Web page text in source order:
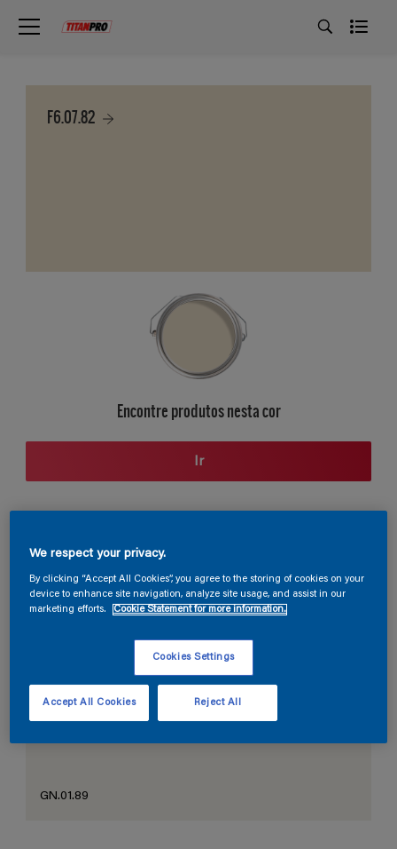
F6.07.82
Encontre produtos nesta cor
Ir
Seção de cores
GN.01.89
We respect your privacy.
By clicking “Accept All Cookies”, you agree to the storing of cookies on your
device to enhance site navigation, analyze site usage, and assist in our
marketing efforts.
Cookie Statement for more information.
Cookies Settings
Reject All
Accept All Cookies